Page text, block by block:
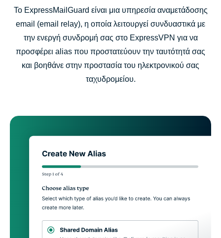
Το ExpressMailGuard είναι μια υπηρεσία αναμετάδοσης
email (email relay), η οποία λειτουργεί συνδυαστικά με
την ενεργή συνδρομή σας στο ExpressVPN για να
προσφέρει alias που προστατεύουν την ταυτότητά σας
και βοηθάνε στην προστασία του ηλεκτρονικού σας
ταχυδρομείου.